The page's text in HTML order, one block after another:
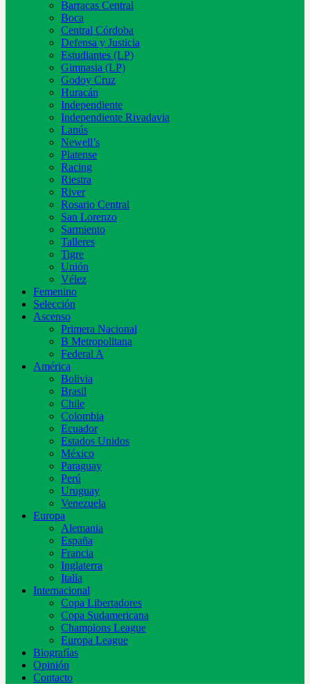
Barracas Central
Boca
Central Córdoba
Defensa y Justicia
Estudiantes (LP)
Gimnasia (LP)
Godoy Cruz
Huracán
Independiente
Independiente Rivadavia
Lanús
Newell’s
Platense
Racing
Riestra
River
Rosario Central
San Lorenzo
Sarmiento
Talleres
Tigre
Unión
Vélez
Femenino
Selección
Ascenso
Primera Nacional
B Metropolitana
Federal A
América
Bolivia
Brasil
Chile
Colombia
Ecuador
Estados Unidos
México
Paraguay
Perú
Uruguay
Venezuela
Europa
Alemania
España
Francia
Inglaterra
Italia
Internacional
Copa Libertadores
Copa Sudamericana
Champions League
Europa League
Biografías
Opinión
Contacto